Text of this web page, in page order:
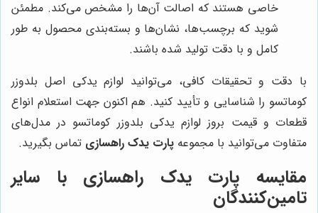
خاصی هستند که اصالت آن‌ها را مشخص می‌کند. مطمئن
شوید که برچسب‌ها، نشان‌ها و بسته‌بندی محصول به طور
کامل و با دقت تولید شده باشند.
با دقت و تحقیقات کافی، می‌توانید لوازم یدکی اصل بلدوزر
کوماتسو را شناسایی و تأیید کنید. هم اکنون جهت استعلام انواع
قطعات و قیمت بروز لوازم یدکی بلدوزر کوماتسو در مدل‌های
متفاوت می‌توانید با مجموعه پارت یدک راهسازی تماس بگیرید.
مقایسه پارت یدک راهسازی با سایر
تامین‌کنندگان